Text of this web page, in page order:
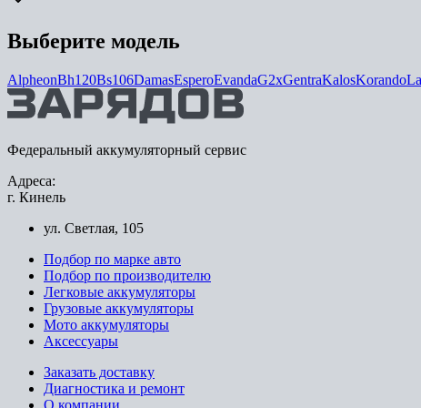
Выберите модель
AlpheonBh120Bs106DamasEsperoEvandaG2xGentraKalosKorando
Федеральный аккумуляторный сервис
Адреса:
г. Кинель
ул. Светлая, 105
Подбор по марке авто
Подбор по производителю
Легковые аккумуляторы
Грузовые аккумуляторы
Мото аккумуляторы
Аксессуары
Заказать доставку
Диагностика и ремонт
О компании